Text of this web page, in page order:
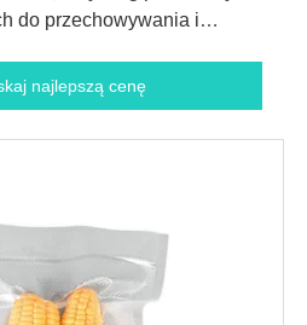
do przechowywania i
najlepszą cenę